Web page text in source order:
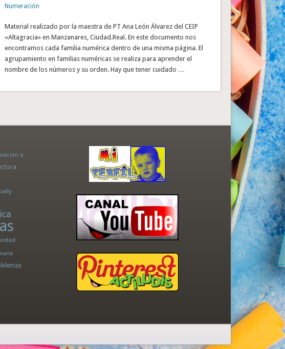
Numeración
Material realizado por la maestra de PT Ana León Álvarez del CEIP
«Altagracia» en Manzanares, Ciudad.Real. En este documento nos
encontramos cada familia numérica dentro de una misma página. El
agrupamiento en familias numéricas se realiza para aprender el
nombre de los números y su orden. Hay que tener cuidado …
a